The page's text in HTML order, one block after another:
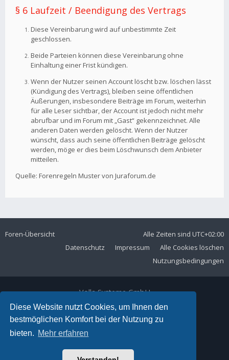
Diese Website nutzt Cookies, um Ihnen den
bestmöglichen Komfort bei der Nutzung zu
bieten. Mehr erfahren
§ 6 Laufzeit / Beendigung des Vertrags
Diese Vereinbarung wird auf unbestimmte Zeit
geschlossen.
Beide Parteien können diese Vereinbarung ohne
Einhaltung einer Frist kündigen.
Wenn der Nutzer seinen Account löscht bzw. löschen lässt
(Kündigung des Vertrags), bleiben seine öffentlichen
Äußerungen, insbesondere Beiträge im Forum, weiterhin
für alle Leser sichtbar, der Account ist jedoch nicht mehr
abrufbar und im Forum mit „Gast“ gekennzeichnet. Alle
anderen Daten werden gelöscht. Wenn der Nutzer
wünscht, dass auch seine öffentlichen Beiträge gelöscht
werden, möge er dies beim Löschwunsch dem Anbieter
mitteilen.
Quelle: Forenregeln Muster von Juraforum.de
Foren-Übersicht Alle Zeiten sind UTC+02:00
Alle Cookies löschen
Impressum
Datenschutz
Nutzungsbedingungen
Volla Systeme GmbH
Kölner Straße 102
42897 Remscheid
Telefon:+49 2191 59897 61
E-Mail: